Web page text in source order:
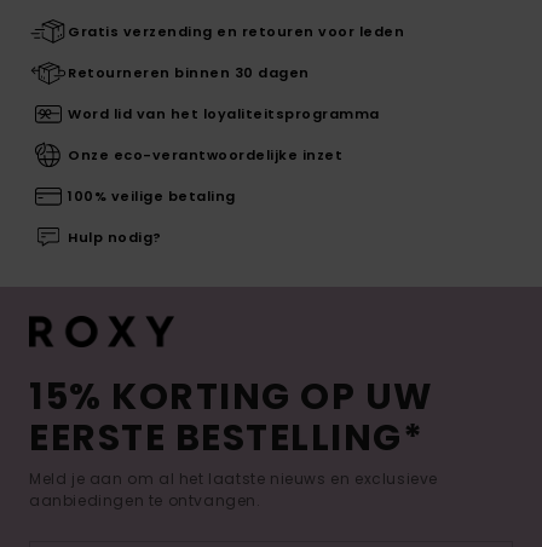
Gratis verzending en retouren voor leden
Retourneren binnen 30 dagen
Word lid van het loyaliteitsprogramma
Onze eco-verantwoordelijke inzet
100% veilige betaling
Hulp nodig?
15% KORTING OP UW
EERSTE BESTELLING*
Meld je aan om al het laatste nieuws en exclusieve
aanbiedingen te ontvangen.